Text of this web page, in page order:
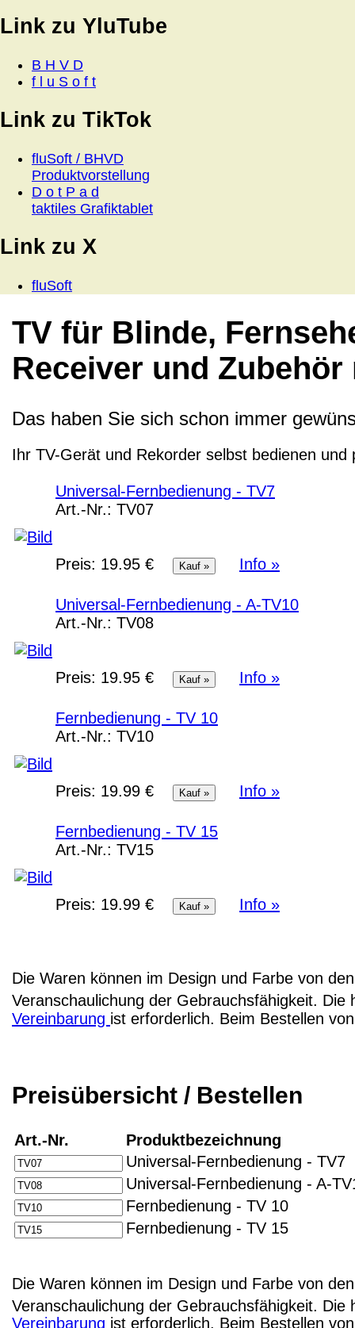
Link zu YluTube
B H V D
f l u S o f t
Link zu TikTok
fluSoft / BHVD
Produktvorstellung
D o t P a d
taktiles Grafiktablet
Link zu X
fluSoft
TV für Blinde,
Receiver und
Das haben Sie sich schon immer
Ihr TV-Gerät und Rekorder selbst bedienen und
Universal-Fernbedienung - TV7
Art.-Nr.: TV07
Preis: 19.95 € Info »
Universal-Fernbedienung - A-TV10
Art.-Nr.: TV08
Preis: 19.95 € Info »
Fernbedienung - TV 10
Art.-Nr.: TV10
Preis: 19.99 € Info »
Fernbedienung - TV 15
Art.-Nr.: TV15
Preis: 19.99 € Info »
Die Waren können im Design und Farbe von
Veranschaulichung der Gebrauchsfähigkeit.
Vereinbarung ist erforderlich. Beim Bestellen
Preisübersicht / Bestellen
Art.-Nr.
Produktbezeichnung
Universal-Fernbedienung - TV7
Universal-Fernbedienung - A-
Fernbedienung - TV 10
Fernbedienung - TV 15
Die Waren können im Design und Farbe von
Veranschaulichung der Gebrauchsfähigkeit.
Vereinbarung ist erforderlich. Beim Bestellen